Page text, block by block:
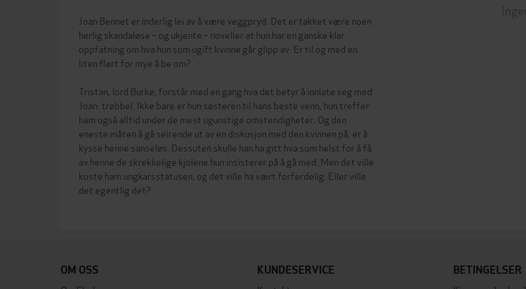
Joan Bennet er inderlig lei av å være veggpryd. Det er takket være noen
herlig skandaløse – og ukjente – noveller at hun har en ganske klar
oppfatning om hva hun som ugift kvinne går glipp av. Er til og med en
liten flørt for mye å be om?
Tristan, lord Burke, forstår med en gang hva det betyr å innlate seg med
Joan: trøbbel. Ikke bare er hun søsteren til hans beste venn, hun treffer
ham også alltid under de mest ugunstige omstendigheter. Og den
eneste måten å gå seirende ut av en diskusjon med den kvinnen på, er å
kysse henne sanseløs. Dessuten skulle han ha gitt hva som helst for å få
av henne de skrekkelige kjolene hun insisterer på å gå med. Men det ville
koste ham ungkarsstatusen, og det ville ha vært forferdelig. Eller ville
det egentlig det?
OM OSS
KUNDESERVICE
BETINGELSER